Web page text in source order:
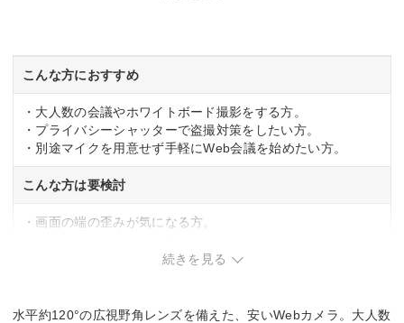
プライバシーカバー
あり
幅x高さx奥行
80x51x50 mm
こんな方におすすめ
・大人数の会議やホワイトボード撮影をする方。
・プライバシーシャッターで盗撮対策をしたい方。
・別途マイクを用意せず手軽にWeb会議を始めたい方。
こんな方は要検討
・画面の端の歪みが気になる方。
続きを見る
水平約120°の広視野角レンズを備えた、安いWebカメラ。大人数